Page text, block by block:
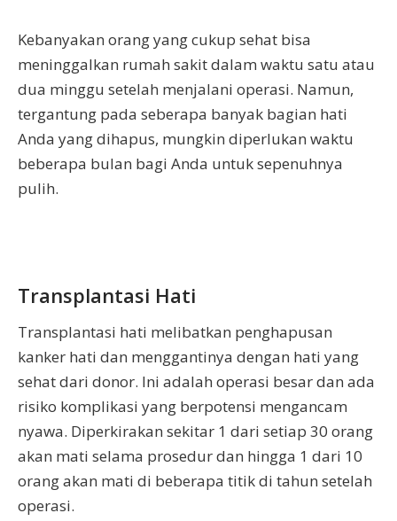
Kebanyakan orang yang cukup sehat bisa
meninggalkan rumah sakit dalam waktu satu atau
dua minggu setelah menjalani operasi. Namun,
tergantung pada seberapa banyak bagian hati
Anda yang dihapus, mungkin diperlukan waktu
beberapa bulan bagi Anda untuk sepenuhnya
pulih.
Transplantasi Hati
Transplantasi hati melibatkan penghapusan
kanker hati dan menggantinya dengan hati yang
sehat dari donor. Ini adalah operasi besar dan ada
risiko komplikasi yang berpotensi mengancam
nyawa. Diperkirakan sekitar 1 dari setiap 30 orang
akan mati selama prosedur dan hingga 1 dari 10
orang akan mati di beberapa titik di tahun setelah
operasi.